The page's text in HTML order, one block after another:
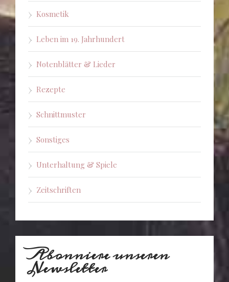
Kosmetik
Leben im 19. Jahrhundert
Notenblätter & Lieder
Rezepte
Schnittmuster
Sonstiges
Unterhaltung & Spiele
Zeitschriften
Abonniere unseren
Newsletter